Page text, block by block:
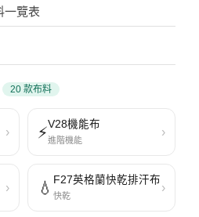
一覽表
20 款布料
› ⚡V28機能布
進階機能
›
› 💧 F27英格蘭快乾排汗布
快乾
›